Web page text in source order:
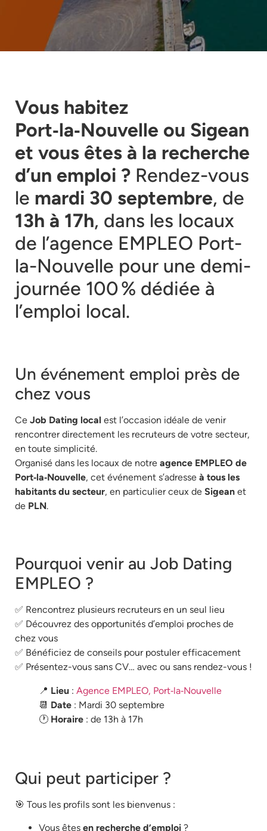
Vous habitez
Port‑la‑Nouvelle ou Sigean
et vous êtes à la recherche
d’un emploi ? Rendez-vous
le mardi 30 septembre, de
13h à 17h, dans les locaux
de l’agence EMPLEO Port-
la-Nouvelle pour une demi-
journée 100 % dédiée à
l’emploi local.
Un événement emploi près de
chez vous
Ce Job Dating local est l’occasion idéale de venir
rencontrer directement les recruteurs de votre secteur,
en toute simplicité.
Organisé dans les locaux de notre agence EMPLEO de
Port‑la‑Nouvelle, cet événement s’adresse à tous les
habitants du secteur, en particulier ceux de Sigean et
de PLN.
Pourquoi venir au Job Dating
EMPLEO ?
✅ Rencontrez plusieurs recruteurs en un seul lieu
✅ Découvrez des opportunités d’emploi proches de
chez vous
✅ Bénéficiez de conseils pour postuler efficacement
✅ Présentez-vous sans CV… avec ou sans rendez-vous !
📍 Lieu : Agence EMPLEO, Port‑la‑Nouvelle
📆 Date : Mardi 30 septembre
🕐 Horaire : de 13h à 17h
Qui peut participer ?
🎯 Tous les profils sont les bienvenus :
Vous êtes en recherche d’emploi ?